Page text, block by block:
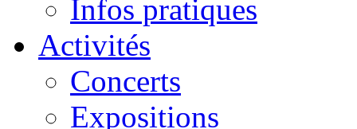
Infos pratiques
Activités
Concerts
Expositions